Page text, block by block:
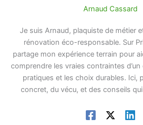
Arnaud Cassard
Je suis Arnaud, plaquiste de métier
rénovation éco-responsable. Sur
partage mon expérience terrain pour
comprendre les vraies contraintes
pratiques et les choix durables. Ici,
concret, du vécu, et des conseils